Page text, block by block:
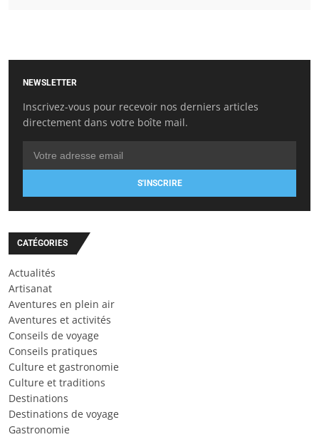
NEWSLETTER
Inscrivez-vous pour recevoir nos derniers articles
directement dans votre boîte mail.
S'INSCRIRE
CATÉGORIES
Actualités
Artisanat
Aventures en plein air
Aventures et activités
Conseils de voyage
Conseils pratiques
Culture et gastronomie
Culture et traditions
Destinations
Destinations de voyage
Gastronomie